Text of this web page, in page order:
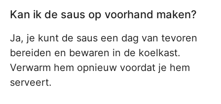
Kan ik de saus op voorhand maken?
Ja, je kunt de saus een dag van tevoren
bereiden en bewaren in de koelkast.
Verwarm hem opnieuw voordat je hem
serveert.